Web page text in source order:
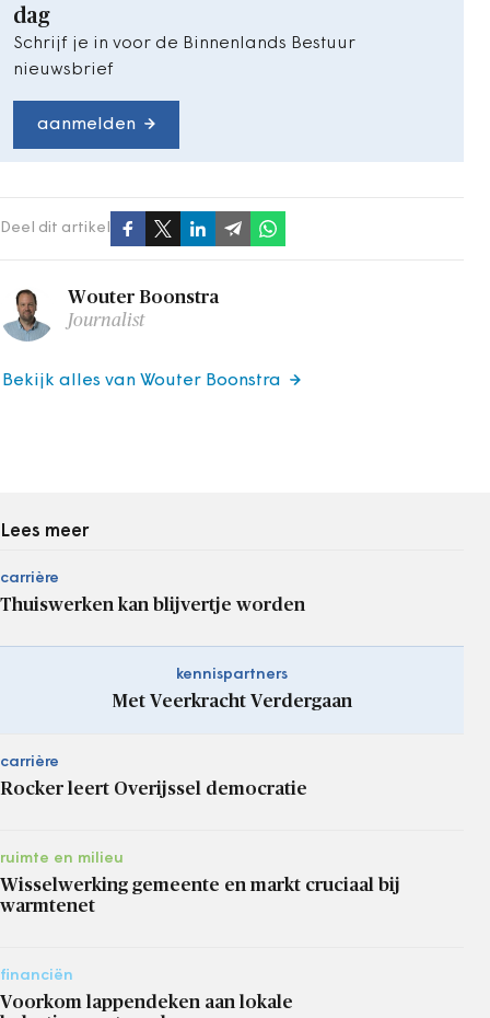
dag
Schrijf je in voor de Binnenlands Bestuur
nieuwsbrief
aanmelden
Deel dit artikel
Wouter Boonstra
Journalist
Bekijk alles van Wouter Boonstra
Lees meer
carrière
Thuiswerken kan blijvertje worden
kennispartners
Met Veerkracht Verdergaan
carrière
Rocker leert Overijssel democratie
ruimte en milieu
Wisselwerking gemeente en markt cruciaal bij
warmtenet
financiën
Voorkom lappendeken aan lokale